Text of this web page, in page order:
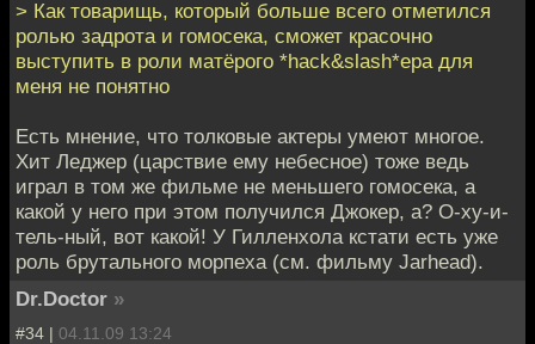
> Как товарищь, который больше всего отметился
ролью задрота и гомосека, сможет красочно
выступить в роли матёрого *hack&slash*ера для
меня не понятно
Есть мнение, что толковые актеры умеют многое.
Хит Леджер (царствие ему небесное) тоже ведь
играл в том же фильме не меньшего гомосека, а
какой у него при этом получился Джокер, а? О-ху-и-
тель-ный, вот какой! У Гилленхола кстати есть уже
роль брутального морпеха (см. фильму Jarhead).
Dr.Doctor »
#34 | 04.11.09 13:24